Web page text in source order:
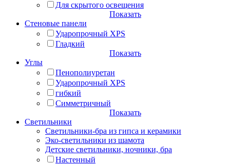
Для скрытого освещения
Показать
Стеновые панели
Ударопрочный XPS
Гладкий
Показать
Углы
Пенополиуретан
Ударопрочный XPS
гибкий
Симметричный
Показать
Светильники
Светильники-бра из гипса и керамики
Эко-светильники из шамота
Детские светильники, ночники, бра
Настенный